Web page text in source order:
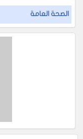
الصحة العامة